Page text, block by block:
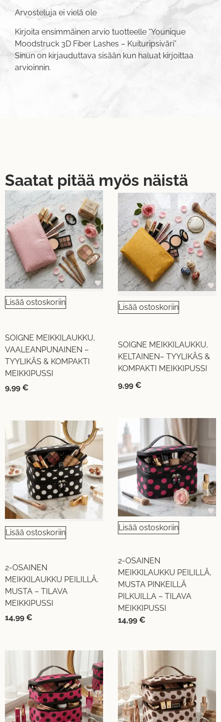
Arvosteluja ei vielä ole
Kirjoita ensimmäinen arvio tuotteelle “Younique
Moodstruck 3D Fiber Lashes – Kuituripsiväri”
Sinun on kirjauduttava sisään kun haluat kirjoittaa
arvioinnin.
Saatat pitää myös näistä
Lisää ostoskoriin
SOIGNE MEIKKILAUKKU,
VAALEANPUNAINEN –
TYYLIKÄS & KOMPAKTI
MEIKKIPUSSI
9,99 €
Lisää ostoskoriin
SOIGNE MEIKKILAUKKU,
KELTAINEN– TYYLIKÄS &
KOMPAKTI MEIKKIPUSSI
9,99 €
Lisää ostoskoriin
2-OSAINEN
MEIKKILAUKKU PEILILLÄ,
MUSTA – TILAVA
MEIKKIPUSSI
14,99 €
Lisää ostoskoriin
2-OSAINEN
MEIKKILAUKKU PEILILLÄ,
MUSTA PINKEILLÄ
PILKUILLA – TILAVA
MEIKKIPUSSI
14,99 €